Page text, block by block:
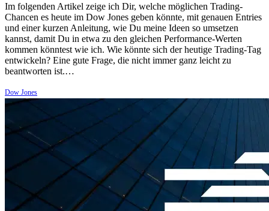
Im folgenden Artikel zeige ich Dir, welche möglichen Trading-
Chancen es heute im Dow Jones geben könnte, mit genauen Entries
und einer kurzen Anleitung, wie Du meine Ideen so umsetzen
kannst, damit Du in etwa zu den gleichen Performance-Werten
kommen könntest wie ich. Wie könnte sich der heutige Trading-Tag
entwickeln? Eine gute Frage, die nicht immer ganz leicht zu
beantworten ist.…
Dow Jones